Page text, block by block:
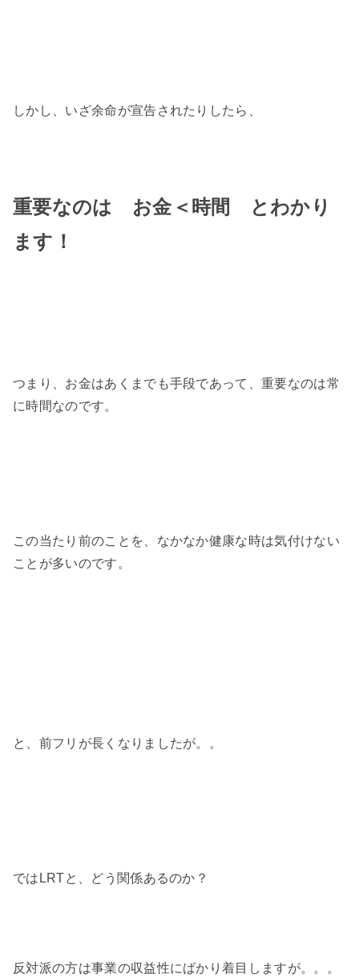
しかし、いざ余命が宣告されたりしたら、
重要なのは お金＜時間 とわかり
ます！
つまり、お金はあくまでも手段であって、重要なのは常
に時間なのです。
この当たり前のことを、なかなか健康な時は気付けない
ことが多いのです。
と、前フリが長くなりましたが。。
ではLRTと、どう関係あるのか？
反対派の方は事業の収益性にばかり着目しますが。。。